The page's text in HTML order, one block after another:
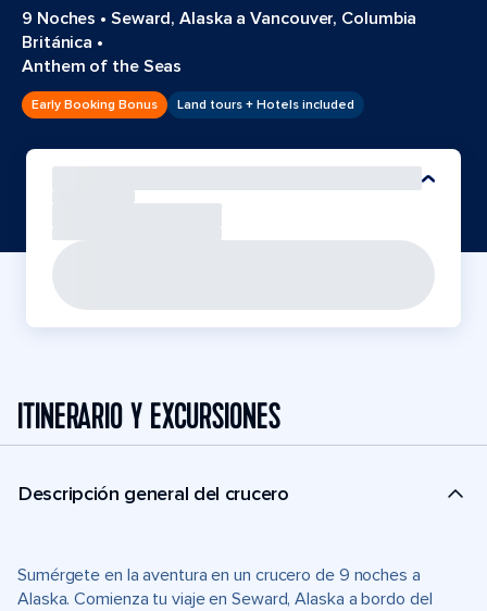
9 Noches • Seward, Alaska a Vancouver, Columbia
Británica •
Anthem of the Seas
Early Booking Bonus Land tours + Hotels included
ITINERARIO Y EXCURSIONES
Descripción general del crucero
Sumérgete en la aventura en un crucero de 9 noches a
Alaska. Comienza tu viaje en Seward, Alaska a bordo del